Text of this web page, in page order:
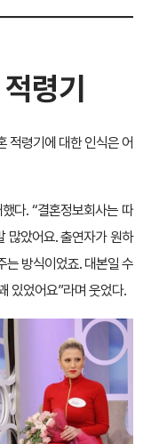
령기
적령기에 대한 인식은 어
다. “결혼정보회사는 따
많았어요. 출연자가 원하
는 방식이었죠. 대본일 수
있었어요”라며 웃었다.